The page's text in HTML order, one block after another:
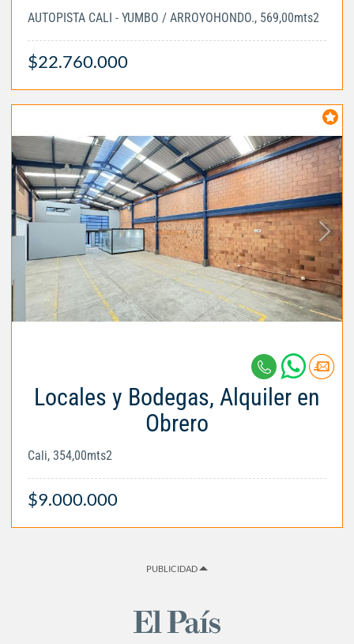
AUTOPISTA CALI - YUMBO / ARROYOHONDO., 569,00mts2
$22.760.000
Locales y Bodegas, Alquiler en
Obrero
Cali, 354,00mts2
$9.000.000
PUBLICIDAD